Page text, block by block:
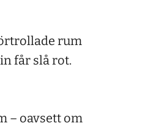
rum
får slå rot.
– oavsett om